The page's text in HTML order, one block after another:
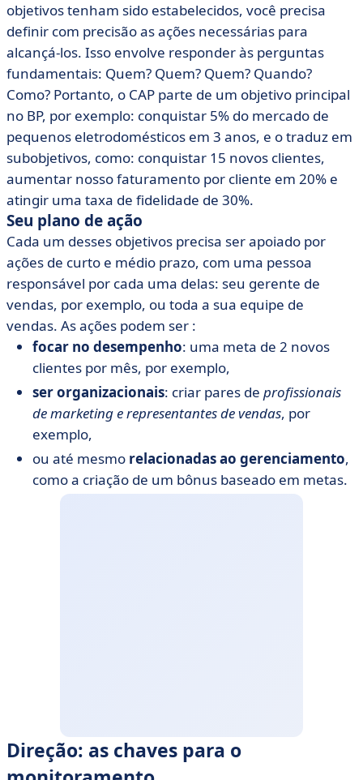
objetivos tenham sido estabelecidos, você precisa
definir com precisão as ações necessárias para
alcançá-los. Isso envolve responder às perguntas
fundamentais: Quem? Quem? Quem? Quando?
Como? Portanto, o CAP parte de um objetivo principal
no BP, por exemplo: conquistar 5% do mercado de
pequenos eletrodomésticos em 3 anos, e o traduz em
subobjetivos, como: conquistar 15 novos clientes,
aumentar nosso faturamento por cliente em 20% e
atingir uma taxa de fidelidade de 30%.
Seu plano de ação
Cada um desses objetivos precisa ser apoiado por
ações de curto e médio prazo, com uma pessoa
responsável por cada uma delas: seu gerente de
vendas, por exemplo, ou toda a sua equipe de
vendas. As ações podem ser :
focar no desempenho: uma meta de 2 novos
clientes por mês, por exemplo,
ser organizacionais: criar pares de profissionais
de marketing e representantes de vendas, por
exemplo,
ou até mesmo relacionadas ao gerenciamento,
como a criação de um bônus baseado em metas.
Direção: as chaves para o